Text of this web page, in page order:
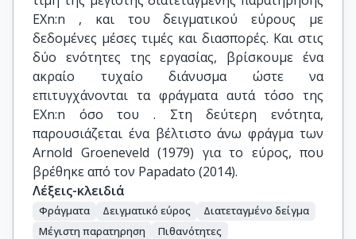
ΕΧn:n , και του δειγματικού εύρους με
δεδομένες μέσες τιμές και διασπορές. Και στις
δύο ενότητες της εργασίας, βρίσκουμε ένα
ακραίο τυχαίο διάνυσμα ώστε να
επιτυγχάνονται τα φράγματα αυτά τόσο της
ΕΧn:n όσο του . Στη δεύτερη ενότητα,
παρουσιάζεται ένα βέλτιστο άνω φράγμα των
Arnold Groeneveld (1979) για το εύρος, που
βρέθηκε από τον Papadato (2014).
Λέξεις-κλειδιά
Φράγματα Δειγματικό εύρος
Διατεταγμένο δείγμα
Μέγιστη παρατηρηση
Πιθανότητες